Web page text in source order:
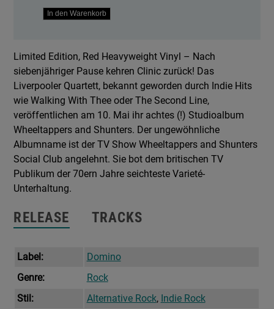
Wheeltappers
Menge
In den Warenkorb
Limited Edition, Red Heavyweight Vinyl – Nach
siebenjähriger Pause kehren Clinic zurück! Das
Liverpooler Quartett, bekannt geworden durch Indie Hits
wie Walking With Thee oder The Second Line,
veröffentlichen am 10. Mai ihr achtes (!) Studioalbum
Wheeltappers and Shunters. Der ungewöhnliche
Albumname ist der TV Show Wheeltappers and Shunters
Social Club angelehnt. Sie bot dem britischen TV
Publikum der 70ern Jahre seichteste Varieté-
Unterhaltung.
RELEASE TRACKS
Label:
Domino
Genre:
Rock
Stil:
Alternative Rock, Indie Rock